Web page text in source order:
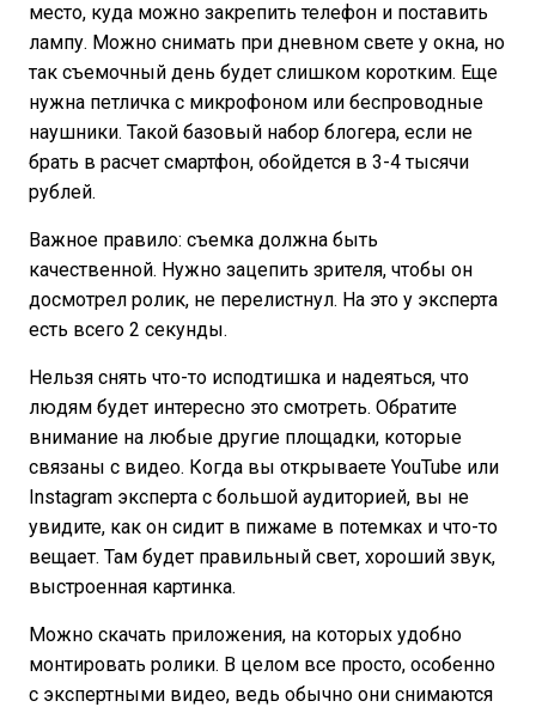
место, куда можно закрепить телефон и поставить
лампу. Можно снимать при дневном свете у окна, но
так съемочный день будет слишком коротким. Еще
нужна петличка с микрофоном или беспроводные
наушники. Такой базовый набор блогера, если не
брать в расчет смартфон, обойдется в 3-4 тысячи
рублей.
Важное правило: съемка должна быть
качественной. Нужно зацепить зрителя, чтобы он
досмотрел ролик, не перелистнул. На это у эксперта
есть всего 2 секунды.
Нельзя снять что-то исподтишка и надеяться, что
людям будет интересно это смотреть. Обратите
внимание на любые другие площадки, которые
связаны с видео. Когда вы открываете YouTube или
Instagram эксперта с большой аудиторией, вы не
увидите, как он сидит в пижаме в потемках и что-то
вещает. Там будет правильный свет, хороший звук,
выстроенная картинка.
Можно скачать приложения, на которых удобно
монтировать ролики. В целом все просто, особенно
с экспертными видео, ведь обычно они снимаются